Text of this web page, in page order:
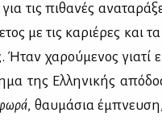
τις πι­θα­νές
με τις κα­ριέ­ρες και
Ήταν χα­ρού­με­νος για­τί
της Ελ­λη­νι­κής
, θαυ­μά­σια